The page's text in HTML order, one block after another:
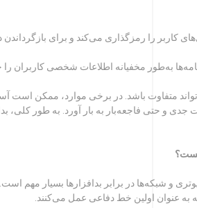
کاربر را رمزگذاری می‌کند و برای
به‌طور مخفیانه اطلاعات شخصی کاربران
متفاوت باشد. در برخی موارد، ممکن است
جدی و حتی فاجعه‌بار به بار آورد. به طور کلی،
و شبکه‌ها در برابر بدافزارها بسیار مهم است.
به عنوان اولین خط دفاعی عمل می‌کنند.